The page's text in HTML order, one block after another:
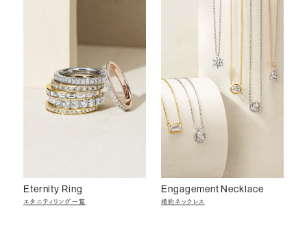
Eternity Ring
エタニティリング一覧
Engagement Necklace
婚約ネックレス